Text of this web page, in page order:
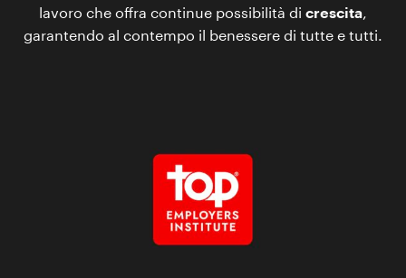
lavoro che offra continue possibilità di crescita,
garantendo al contempo il benessere di tutte e tutti.